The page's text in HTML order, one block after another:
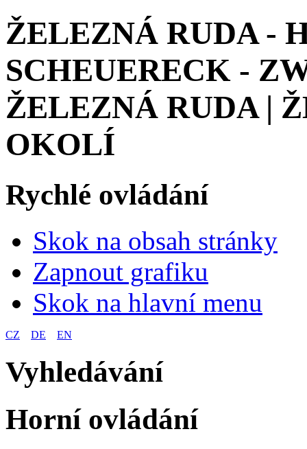
ŽELEZNÁ RUDA -
SCHEUERECK -
ŽELEZNÁ RUDA |
OKOLÍ
Rychlé ovládání
Skok na obsah stránky
Zapnout grafiku
Skok na hlavní menu
CZ DE EN
Vyhledávání
Horní ovládání